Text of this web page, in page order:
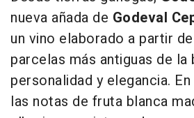
nueva añada de Godeval
un vino elaborado a partir
parcelas más antiguas de la
personalidad y elegancia.
las notas de fruta blanca